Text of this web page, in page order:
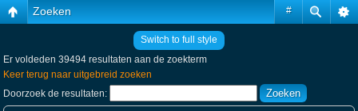
#
Zoeken
Switch to full style
Er voldeden 39494 resultaten aan de zoekterm
Keer terug naar uitgebreid zoeken
Doorzoek de resultaten: